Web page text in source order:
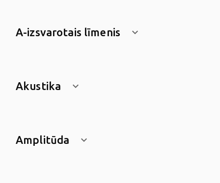
A-izsvarotais līmenis keyboard_arrow_down
Akustika keyboard_arrow_down
Amplitūda keyboard_arrow_down